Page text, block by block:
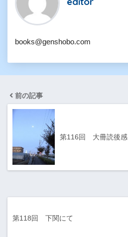
books@genshobo.com
前の記事
第116回 大冊読後感
第118回 下関にて